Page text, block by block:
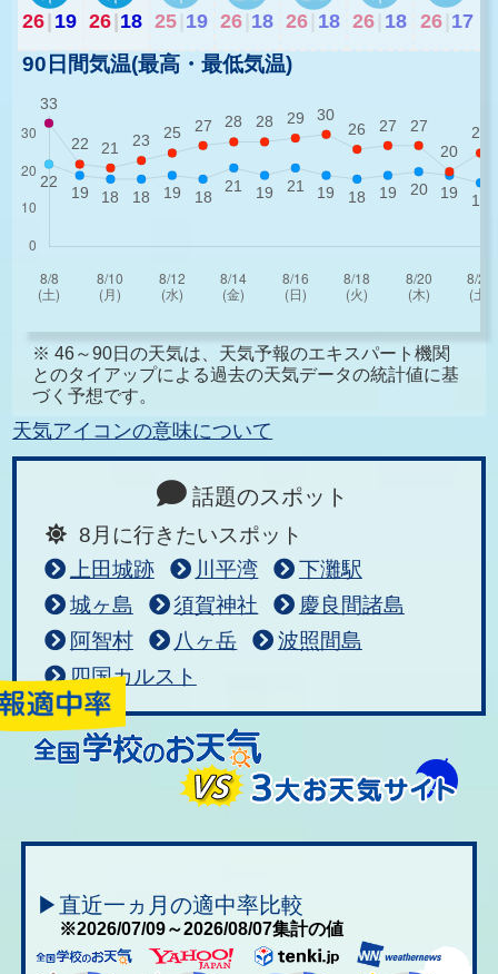
26| 19 26|18 25 19 26 18 26 18 26 18 26 17
90日間気温(最高・最低気温)
※ 46～90日の天気は、天気予報のエキスパート機関
とのタイアップによる過去の天気データの統計値に基
づく予想です。
天気アイコンの意味について
話題のスポット
8月に行きたいスポット
上田城跡
川平湾
下灘駅
城ヶ島
須賀神社
慶良間諸島
阿智村
八ヶ岳
波照間島
四国カルスト
▶直近一ヵ月の適中率比較
※2026/07/09～2026/08/07集計の値